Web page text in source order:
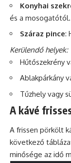
Konyhai
és a mosogatótól.
Száraz pince:
Kerülendő helyek:
Hűtőszekrény
Ablakpárkány
Tűzhely vagy
A kávé
A frissen pörkölt
következő
minősége az idő